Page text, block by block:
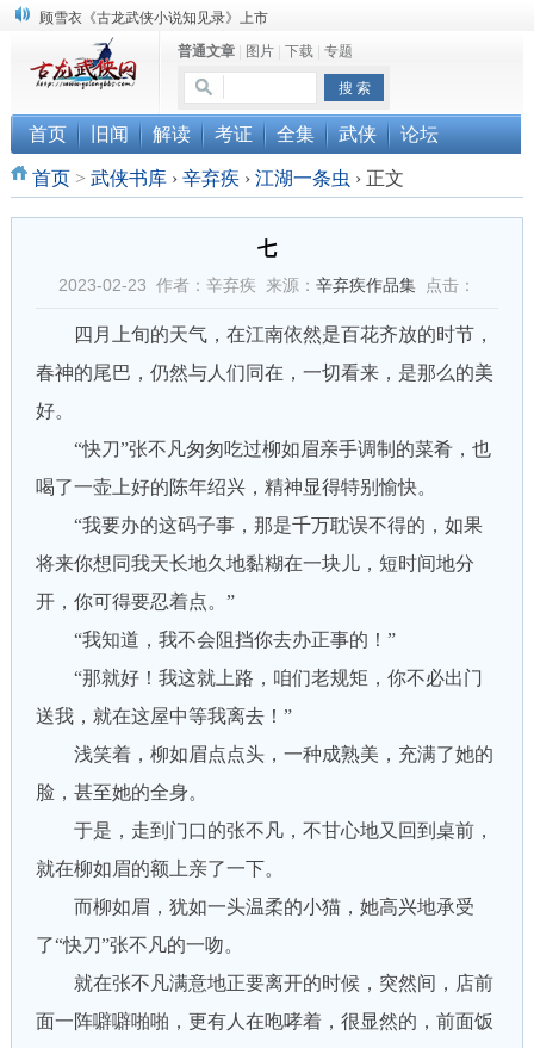
顾雪衣《古龙武侠小说知见录》上市
“武侠书库”查缺补漏活动圆满结束
《古龙小说原貌探究》修订版已上市
普通文章| 图片| 下载| 专题
首页 旧闻 解读 考证 全集 武侠 论坛
首页> 武侠书库 › 辛弃疾 › 江湖一条虫 ›正文
七
2023-02-23 作者：辛弃疾 来源： 辛弃疾作品集点击：
四月上旬的天气，在江南依然是百花齐放的时节，
春神的尾巴，仍然与人们同在，一切看来，是那么的美
好。
“快刀”张不凡匆匆吃过柳如眉亲手调制的菜肴，也
喝了一壶上好的陈年绍兴，精神显得特别愉快。
“我要办的这码子事，那是千万耽误不得的，如果
将来你想同我天长地久地黏糊在一块儿，短时间地分
开，你可得要忍着点。”
“我知道，我不会阻挡你去办正事的！”
“那就好！我这就上路，咱们老规矩，你不必出门
送我，就在这屋中等我离去！”
浅笑着，柳如眉点点头，一种成熟美，充满了她的
脸，甚至她的全身。
于是，走到门口的张不凡，不甘心地又回到桌前，
就在柳如眉的额上亲了一下。
而柳如眉，犹如一头温柔的小猫，她高兴地承受
了“快刀”张不凡的一吻。
就在张不凡满意地正要离开的时候，突然间，店前
面一阵噼噼啪啪，更有人在咆哮着，很显然的，前面饭